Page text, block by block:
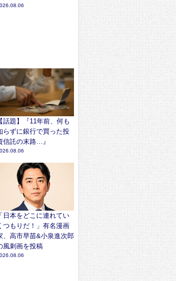
【話題】『11年前、何も
らずに銀行で買った投
信託の末路…』
「日本をどこに連れてい
つもりだ！」有名漫画
、高市早苗&小泉進次郎
風刺画を投稿